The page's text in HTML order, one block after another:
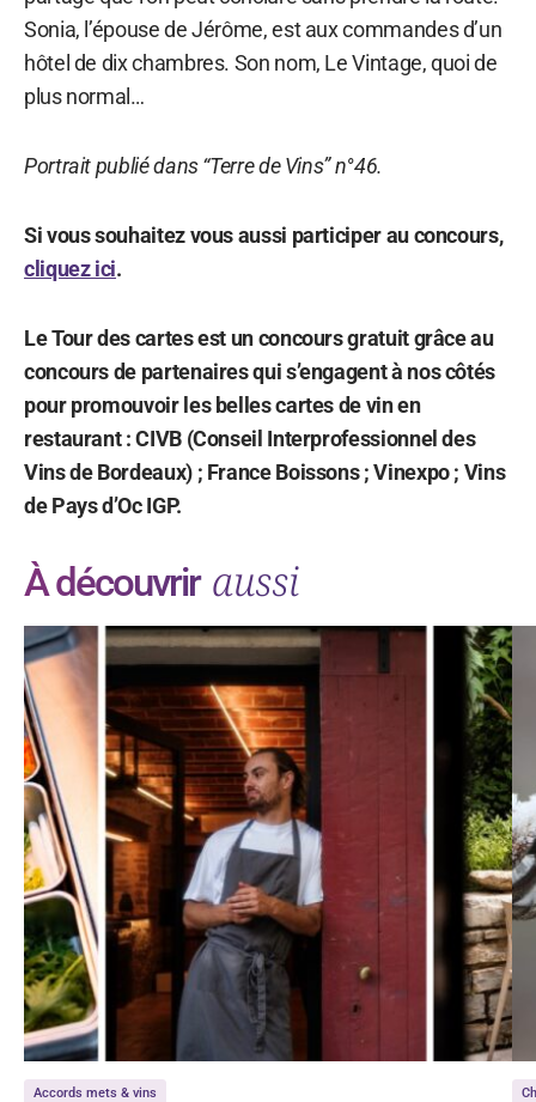
Sonia, l’épouse de Jérôme, est aux commandes d’un
hôtel de dix chambres. Son nom, Le Vintage, quoi de
plus normal…
Portrait publié dans “Terre de Vins” n°46.
Si vous souhaitez vous aussi participer au concours,
cliquez ici.
Le Tour des cartes est un concours gratuit grâce au
concours de partenaires qui s’engagent à nos côtés
pour promouvoir les belles cartes de vin en
restaurant : CIVB (Conseil Interprofessionnel des
Vins de Bordeaux) ; France Boissons ; Vinexpo ; Vins
de Pays d’Oc IGP.
À découvrir aussi
Accords mets & vins